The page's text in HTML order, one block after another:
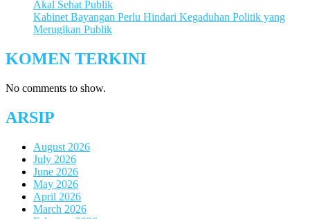
Akal Sehat Publik
Kabinet Bayangan Perlu Hindari Kegaduhan Politik yang
Merugikan Publik
KOMEN TERKINI
No comments to show.
ARSIP
August 2026
July 2026
June 2026
May 2026
April 2026
March 2026